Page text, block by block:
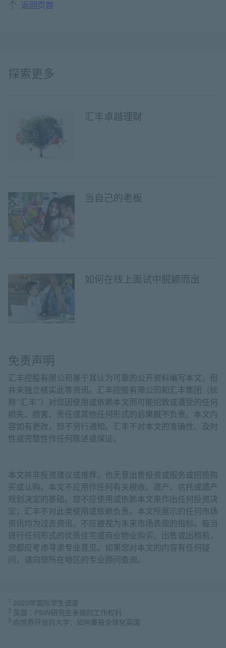
返回页首
探索更多
汇丰卓越理财
当自己的老板
如何在线上面试中脱颖而出
免责声明
汇丰控股有限公司基于其认为可靠的公开资料编写本文，但
并未独立核实此等资讯。汇丰控股有限公司和汇丰集团（统
称“汇丰”）对您因使用或依赖本文而可能招致或遭受的任何
损失、损害、责任或其他任何形式的后果概不负责。本文内
容如有更改，恕不另行通知。汇丰不对本文的准确性、及时
性或完整性作任何陈述或保证。
本文并非投资建议或推荐，也无意出售投资或服务或招揽购
买或认购。本文不应用作任何有关税收、遗产、信托或遗产
规划决定的基础。您不应使用或依赖本文来作出任何投资决
定；汇丰不对此类使用或依赖负责。本文所展示的任何市场
资讯均为过去资讯，不应被视为未来市场表现的指标。每当
进行任何形式的优质住宅或商业物业购买、出售或出租前，
您都应考虑寻求专业意见。如果您对本文的内容有任何疑
问，请向您所在地区的专业顾问查询。
1 2020年国际学生调查
2 英国︰PSW研究生亲属的工作权利
3 向世界开放的大学：如何重振全球化英国